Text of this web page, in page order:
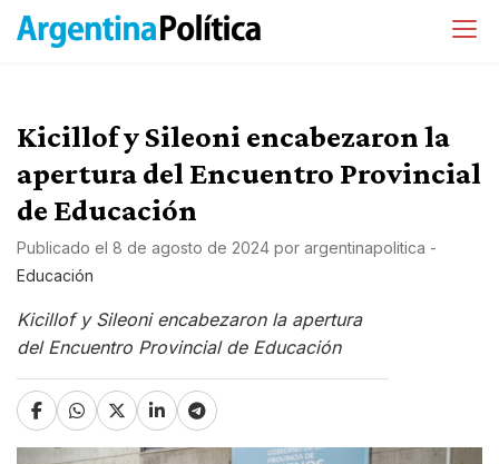
Kicillof y Sileoni encabezaron la
apertura del Encuentro Provincial
de Educación
Publicado el 8 de agosto de 2024 por argentinapolitica -
Educación
Kicillof y Sileoni encabezaron la apertura
del Encuentro Provincial de Educación